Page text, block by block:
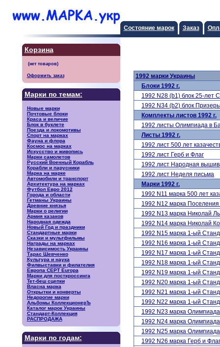
Состояние марок Заказ
Корзина
Оформить заказ
Марки по темам:
Новые марки
Почтовые блоки
Краса и величие
Блок в буклете
Поезда и локомотивы
Спорт на марках
Фауна и флора
Космос на марках
Искусство и живопись
Марки самолетов
Русский Военный Корабль
Корабли и парусники
Марка на марке
Автомобили и транспорт
Архитектура на марках
Футбол Евро 2012
Города и области
Гетманы Украины
Древние князья
Марки о религии
Армия казаков
Народная одежда
Новый Год и праздники
Стандартные марки
Сказки и мультфильмы
Награды на марках
Независимость Украины
Тарас Шевченко
Культура и наука
Филвыставки и филателия
Европа CEPT Europa
Марки для посткроссинга
Тет-беш сцепки
Власна марка
Открытки и конверты
Недорогие марки
Альбомы КоллекционерЪ
Каталог марок Украины
Стандарт-Коллекция
РАСПРОДАЖА
Марки по годам:
1992 марки Украины
Блоки 1992 г.
1992 N28 (b1) блок 25-лет
1992 N34 (b2) блок
Комплекты листов 1992 г.
1992 листы Олимпиада в
Листы 1992 г.
1992 лист 500 лет
1992 лист Герб и Флаг
1992 лист Народная
1992 лист Неделя письма
Марки 1992 г.
1992 N11 марка 500 лет
1992 N12 марка
1992 N13 марка Николай
1992 N14 марка Николай
1992 N15 марка 1-ый
1992 N16 марка 1-ый
1992 N17 марка 1-ый
1992 N18 марка 1-ый
1992 N19 марка 1-ый
1992 N20 марка 1-ый
1992 N21 марка 1-ый
1992 N22 марка 1-ый
1992 N23 марка
1992 N24 марка
1992 N25 марка
1992 N26 марка Герб и